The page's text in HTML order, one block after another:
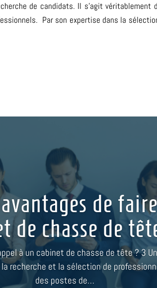
de candidats. Il s’agit véritablement
Par son expertise dans la
de
de chasse de
à un cabinet de chasse de tête ? 3
recherche et la sélection de
des postes de…